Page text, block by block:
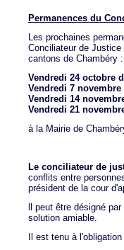
Permanences du
Les prochaines
Conciliateur de
cantons de Chambéry :
Vendredi 24 octobre
Vendredi 7
Vendredi 14
Vendredi 21
à la Mairie de
Le conciliateur de
conflits entre
président de la cour
ll peut être désigné
solution amiable.
Il est tenu à